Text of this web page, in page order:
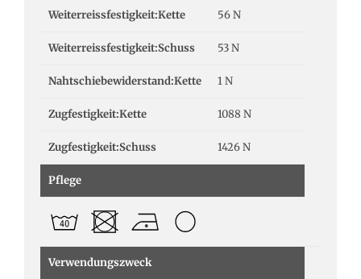
Weiterreissfestigkeit:Kette 56 N
Weiterreissfestigkeit:Schuss 53 N
Nahtschiebewiderstand:Kette 1 N
Zugfestigkeit:Kette 1088 N
Zugfestigkeit:Schuss 1426 N
Pflege
Verwendungszweck